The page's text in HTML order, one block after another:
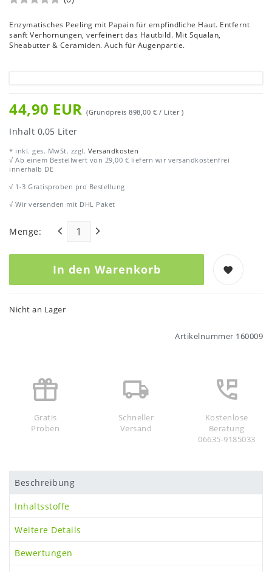
Enzymatisches Peeling mit Papain für empfindliche Haut. Entfernt
sanft Verhornungen, verfeinert das Hautbild. Mit Squalan,
Sheabutter & Ceramiden. Auch für Augenpartie.
44,90 EUR (Grundpreis 898,00 € / Liter )
Inhalt 0,05 Liter
* inkl. ges. MwSt. zzgl. Versandkosten
√ Ab einem Bestellwert von 29,00 € liefern wir versandkostenfrei
innerhalb DE
√ 1-3 Gratisproben pro Bestellung
√ Wir versenden mit DHL Paket
Menge:
In den Warenkorb
Nicht an Lager
Artikelnummer 160009
Gratis
Proben
Schneller
Versand
Kostenlose
Beratung
06635-9185033
Beschreibung
Inhaltsstoffe
Weitere Details
Bewertungen